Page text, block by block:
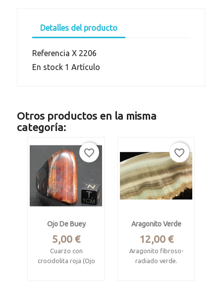
Detalles del producto
Referencia X 2206
En stock 1 Artículo
Otros productos en la misma
categoría:
Ojo De Buey
Precio
5,00 €
Cuarzo con
crocidolita roja (Ojo
favorite_border
Aragonito Verde
Precio
12,00 €
Aragonito fibroso-
radiado verde.
favorite_border